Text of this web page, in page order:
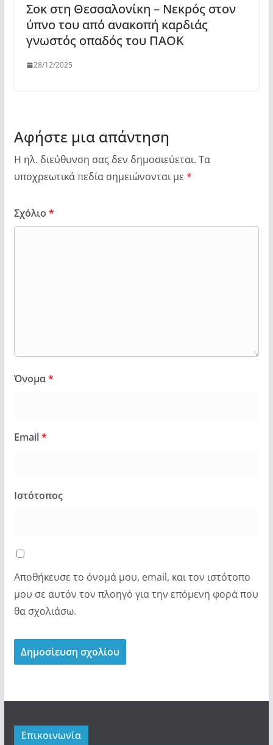
Σοκ στη Θεσσαλονίκη – Νεκρός στον
ύπνο του από ανακοπή καρδιάς
γνωστός οπαδός του ΠΑΟΚ
28/12/2025
Αφήστε μια απάντηση
Η ηλ. διεύθυνση σας δεν δημοσιεύεται. Τα
υποχρεωτικά πεδία σημειώνονται με *
Σχόλιο *
Όνομα*
Email*
Ιστότοπος
Αποθήκευσε το όνομά μου, email, και τον ιστότοπο
μου σε αυτόν τον πλοηγό για την επόμενη φορά που
θα σχολιάσω.
Επικοινωνία